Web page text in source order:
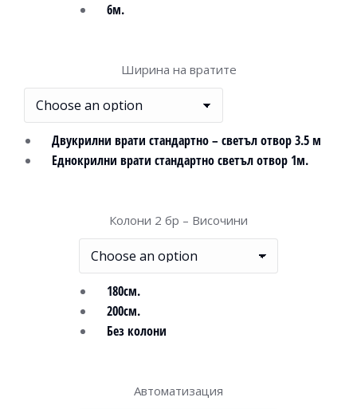
6м.
Ширина на вратите
Двукрилни врати стандартно – светъл отвор 3.5 м
Еднокрилни врати стандартно светъл отвор 1м.
Колони 2 бр – Височини
180см.
200см.
Без колони
Автоматизация